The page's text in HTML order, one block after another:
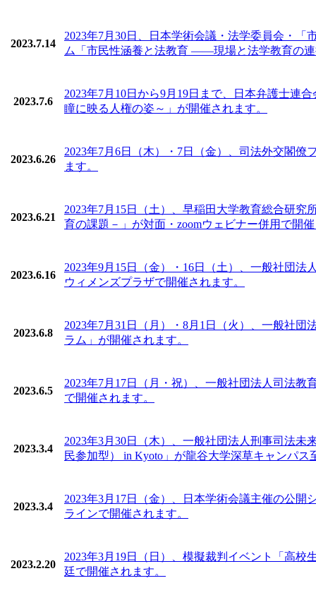
2023.7.14
2023年7月30日、日本学術会議・法学委員会・
ム「市民性涵養と法教育 ――現場と法学教育の
2023.7.6
2023年7月10日から9月19日まで、日本弁護士連
瞳に映る人権の姿～」が開催されます。
2023.6.26
2023年7月6日（木）・7日（金）、司法外交閣
ます。
2023.6.21
2023年7月15日（土）、早稲田大学教育総合研
育の課題－」が対面・zoomウェビナー併用で開
2023.6.16
2023年9月15日（金）・16日（土）、一般社団
ウィメンズプラザで開催されます。
2023.6.8
2023年7月31日（月）・8月1日（火）、一般社
ラム」が開催されます。
2023.6.5
2023年7月17日（月・祝）、一般社団法人司法
で開催されます。
2023.3.4
2023年3月30日（木）、一般社団法人刑事司法
民参加型） in Kyoto」が龍谷大学深草キャンパス
2023.3.4
2023年3月17日（金）、日本学術会議主催の公
ラインで開催されます。
2023.2.20
2023年3月19日（日）、模擬裁判イベント「高
廷で開催されます。